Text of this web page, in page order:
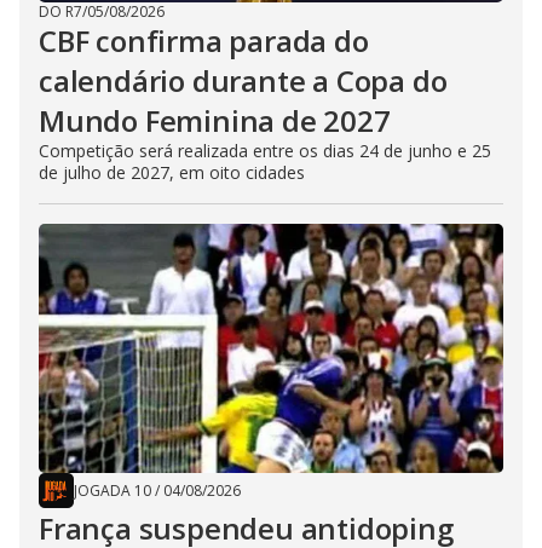
DO R7/05/08/2026
CBF confirma parada do
calendário durante a Copa do
Mundo Feminina de 2027
Competição será realizada entre os dias 24 de junho e 25
de julho de 2027, em oito cidades
JOGADA 10/ 04/08/2026
França suspendeu antidoping